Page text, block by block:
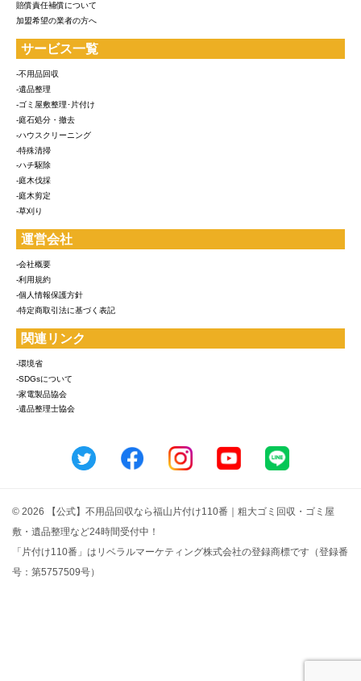
賠償責任補償について
加盟希望の業者の方へ
サービス一覧
-不用品回収
-遺品整理
-ゴミ屋敷整理･片付け
-庭石処分・撤去
-ハウスクリーニング
-特殊清掃
-ハチ駆除
-庭木伐採
-庭木剪定
-草刈り
運営会社
-会社概要
-利用規約
-個人情報保護方針
-特定商取引法に基づく表記
関連リンク
-環境省
-SDGsについて
-家電製品協会
-遺品整理士協会
© 2026 【公式】不用品回収なら福山片付け110番｜粗大ゴミ回収・ゴミ屋
敷・遺品整理など24時間受付中！
「片付け110番」はリベラルマーケティング株式会社の登録商標です（登録番
号：第5757509号）